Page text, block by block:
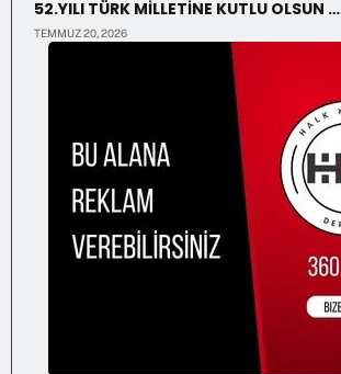
52.YILI TÜRK MİLLETİNE KUTLU OLSUN …
TEMMUZ 20, 2026